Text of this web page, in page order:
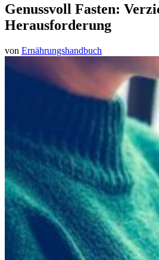
Genussvoll Fasten:
Herausforderung
von Ernährungshandbuch